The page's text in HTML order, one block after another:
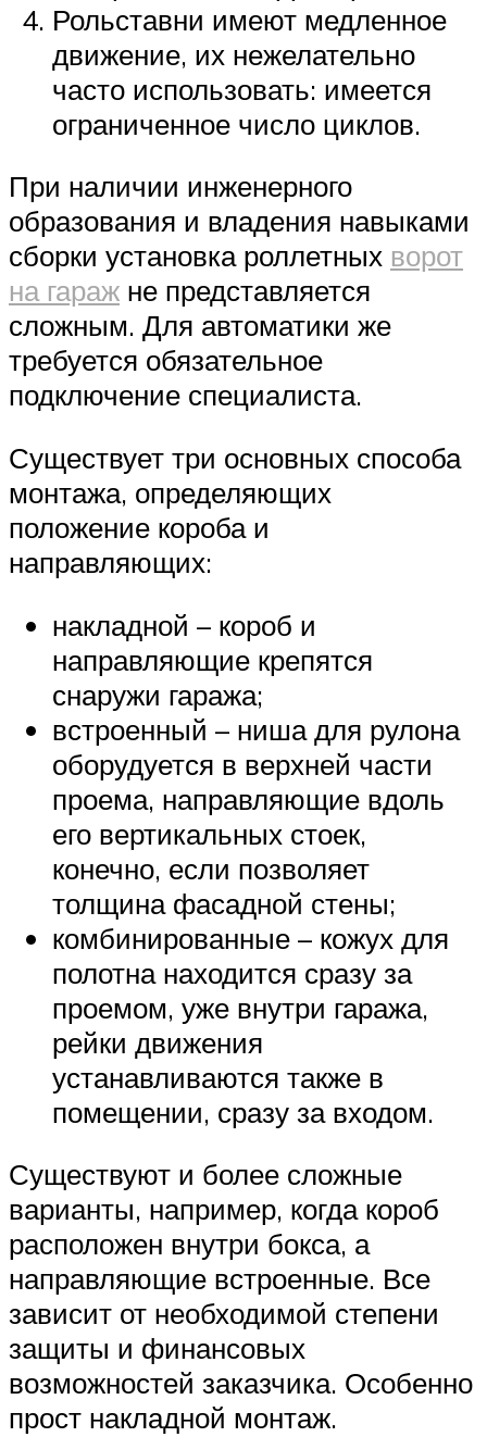
Рольставни имеют медленное
движение, их нежелательно
часто использовать: имеется
ограниченное число циклов.
При наличии инженерного
образования и владения навыками
сборки установка роллетных ворот
на гараж не представляется
сложным. Для автоматики же
требуется обязательное
подключение специалиста.
Существует три основных способа
монтажа, определяющих
положение короба и
направляющих:
накладной – короб и
направляющие крепятся
снаружи гаража;
встроенный – ниша для рулона
оборудуется в верхней части
проема, направляющие вдоль
его вертикальных стоек,
конечно, если позволяет
толщина фасадной стены;
комбинированные – кожух для
полотна находится сразу за
проемом, уже внутри гаража,
рейки движения
устанавливаются также в
помещении, сразу за входом.
Существуют и более сложные
варианты, например, когда короб
расположен внутри бокса, а
направляющие встроенные. Все
зависит от необходимой степени
защиты и финансовых
возможностей заказчика. Особенно
прост накладной монтаж.